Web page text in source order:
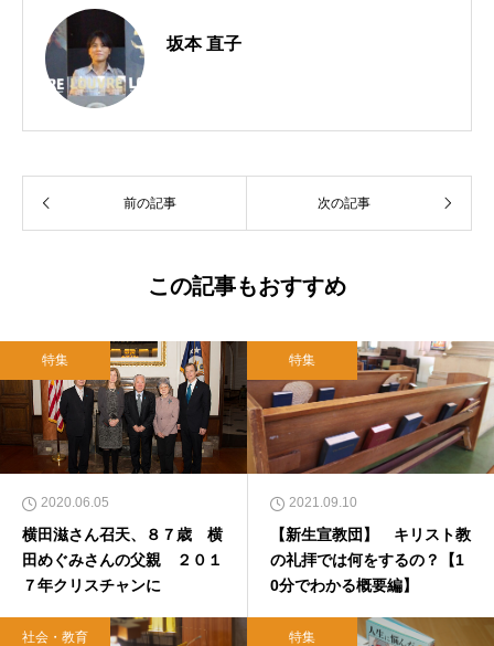
坂本 直子
前の記事 次の記事
この記事もおすすめ
特集
2020.06.05
横田滋さん召天、８７歳 横
田めぐみさんの父親 ２０１
７年クリスチャンに
特集
2021.09.10
【新生宣教団】 キリスト教
の礼拝では何をするの？【1
0分でわかる概要編】
社会・教育 特集